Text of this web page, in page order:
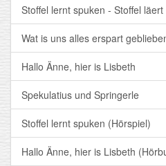
Stoffel lernt spuken - Stoffel läert
Wat is uns alles erspart
Hallo Änne, hier is Lisbeth
Spekulatius und Springerle
Stoffel lernt spuken (Hörspiel)
Hallo Änne, hier is Lisbeth